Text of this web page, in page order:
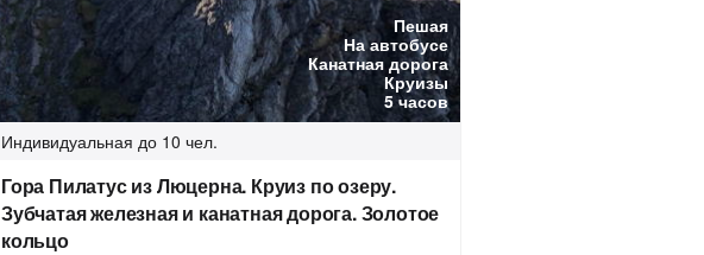
Пешая
На автобусе
Канатная дорога
Круизы
5 часов
Индивидуальная до 10 чел.
Гора Пилатус из Люцерна. Круиз по озеру.
Зубчатая железная и канатная дорога. Золотое
кольцо